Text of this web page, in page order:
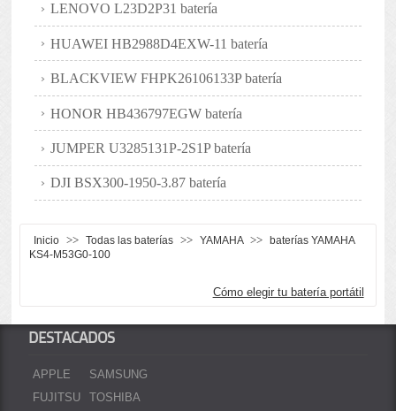
LENOVO L23D2P31 batería
HUAWEI HB2988D4EXW-11 batería
BLACKVIEW FHPK26106133P batería
HONOR HB436797EGW batería
JUMPER U3285131P-2S1P batería
DJI BSX300-1950-3.87 batería
Inicio >> Todas las baterías >> YAMAHA >>
baterías YAMAHA
KS4-M53G0-100
Cómo elegir tu batería portátil
DESTACADOS
APPLE
FUJITSU
SAMSUNG
TOSHIBA